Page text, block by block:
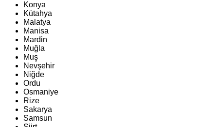
Konya
Kütahya
Malatya
Manisa
Mardin
Muğla
Muş
Nevşehir
Niğde
Ordu
Osmaniye
Rize
Sakarya
Samsun